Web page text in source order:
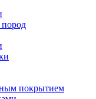
покрытием